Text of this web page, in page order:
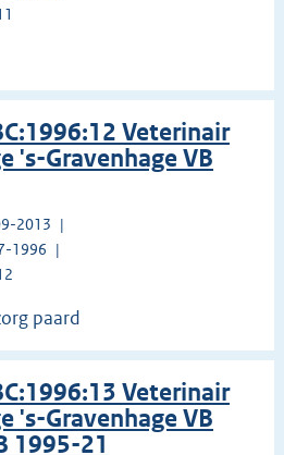
Veterinair
's-Gravenhage VB
2013
1996
paard
Veterinair
's-Gravenhage VB
1995-21